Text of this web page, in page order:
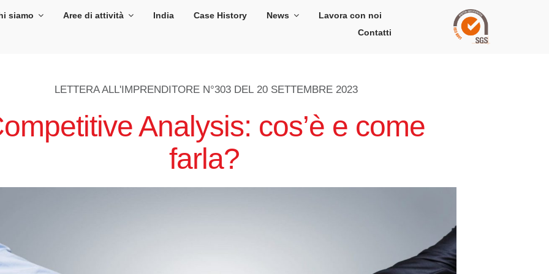
siamo Aree di attività India Case History News
Lavora con noi
Contatti
LETTERA ALL'IMPRENDITORE N°303 DEL 20 SETTEMBRE 2023
Analysis: cos’è e come
farla?